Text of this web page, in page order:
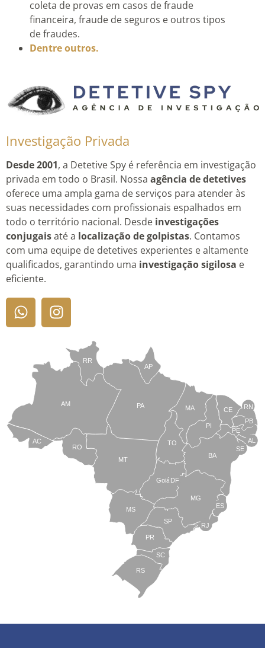
coleta de provas em casos de fraude
financeira, fraude de seguros e outros tipos
de fraudes.
Dentre outros.
Investigação Privada
Desde 2001, a Detetive Spy é referência em investigação
privada em todo o Brasil. Nossa agência de detetives
oferece uma ampla gama de serviços para atender às
suas necessidades com profissionais espalhados em
todo o território nacional. Desde investigações
conjugaisaté a localização de golpistas. Contamos
com uma equipe de detetives experientes e altamente
qualificados, garantindo uma investigação sigilosa e
eficiente.
TO
BA
SE
PE
AL
RN
CE
PI
MA
AP
PA
RR
AM
AC
RO
MT
MS
Goiás
PR
SC
RS
SP
MG
RJ
ES
DF
PB